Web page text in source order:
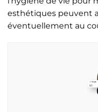
esthétiques peuvent
éventuellement au